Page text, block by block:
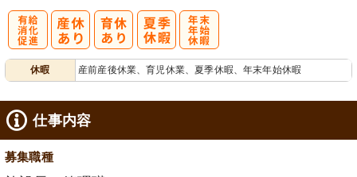
休暇 産前産後休業、育児休業、夏季休暇、年末年始休暇
仕事内容
募集職種